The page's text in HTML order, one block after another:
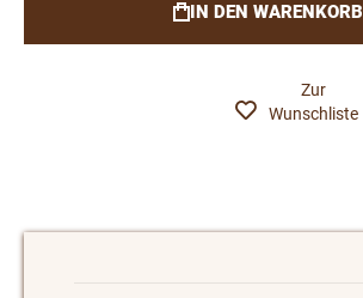
IN DEN WARENKORB
Zur
Wunschliste